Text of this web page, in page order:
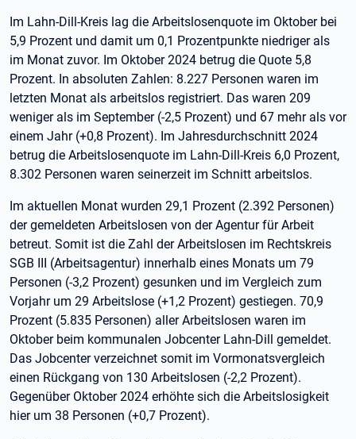
Im Lahn-Dill-Kreis lag die Arbeitslosenquote im Oktober bei
5,9 Prozent und damit um 0,1 Prozentpunkte niedriger als
im Monat zuvor. Im Oktober 2024 betrug die Quote 5,8
Prozent. In absoluten Zahlen: 8.227 Personen waren im
letzten Monat als arbeitslos registriert. Das waren 209
weniger als im September (-2,5 Prozent) und 67 mehr als vor
einem Jahr (+0,8 Prozent). Im Jahresdurchschnitt 2024
betrug die Arbeitslosenquote im Lahn-Dill-Kreis 6,0 Prozent,
8.302 Personen waren seinerzeit im Schnitt arbeitslos.
Im aktuellen Monat wurden 29,1 Prozent (2.392 Personen)
der gemeldeten Arbeitslosen von der Agentur für Arbeit
betreut. Somit ist die Zahl der Arbeitslosen im Rechtskreis
SGB III (Arbeitsagentur) innerhalb eines Monats um 79
Personen (-3,2 Prozent) gesunken und im Vergleich zum
Vorjahr um 29 Arbeitslose (+1,2 Prozent) gestiegen. 70,9
Prozent (5.835 Personen) aller Arbeitslosen waren im
Oktober beim kommunalen Jobcenter Lahn-Dill gemeldet.
Das Jobcenter verzeichnet somit im Vormonatsvergleich
einen Rückgang von 130 Arbeitslosen (-2,2 Prozent).
Gegenüber Oktober 2024 erhöhte sich die Arbeitslosigkeit
hier um 38 Personen (+0,7 Prozent).